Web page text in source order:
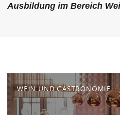
Ausbildung im Bereich
WEIN UND GASTRONOMIE